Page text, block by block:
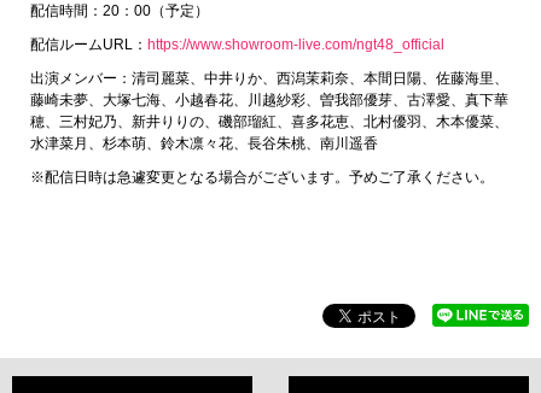
配信時間：20：00（予定）
配信ルームURL： https://www.showroom-live.com/ngt48_official
出演メンバー：清司麗菜、中井りか、西潟茉莉奈、本間日陽、佐藤海里、
藤崎未夢、大塚七海、小越春花、川越紗彩、曽我部優芽、古澤愛、真下華
穂、三村妃乃、新井りりの、磯部瑠紅、喜多花恵、北村優羽、木本優菜、
水津菜月、杉本萌、鈴木凛々花、長谷朱桃、南川遥香
※配信日時は急遽変更となる場合がございます。予めご了承ください。